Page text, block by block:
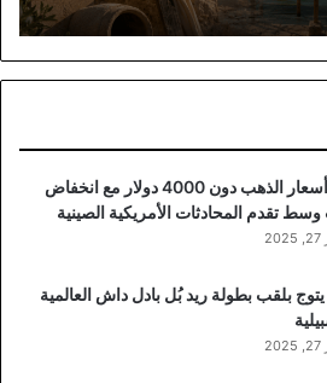
تراجع أسعار الذهب دون 4000 دولار مع انخفاض
وسط تقدم المحادثات الأمريكية الصينية
يتوج بلقب بطولة ريد بُل بادل داش العالمية